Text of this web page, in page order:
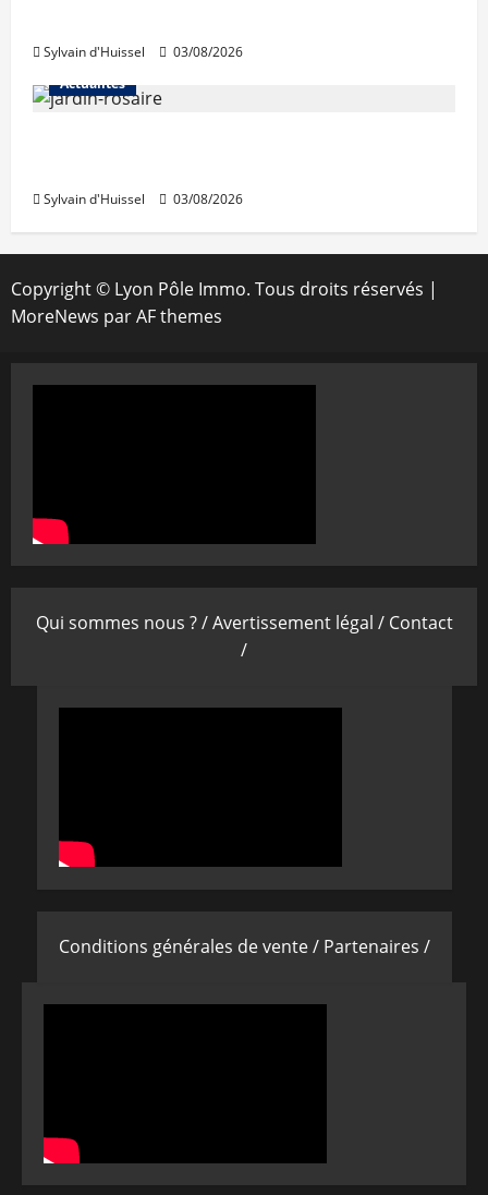
Sylvain d'Huissel
03/08/2026
Actualités
Sylvain d'Huissel 03/08/2026
Copyright © Lyon Pôle Immo. Tous droits réservés |
MoreNews par AF themes
Qui sommes nous ? /Avertissement légal / Contact
/
Conditions générales de vente / Partenaires /